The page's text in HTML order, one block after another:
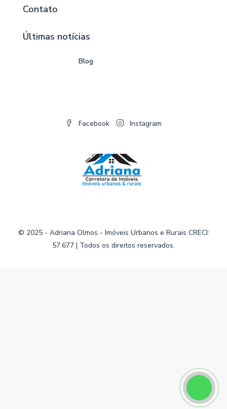
Contato
Últimas notícias
Blog
Facebook Instagram
© 2025 - Adriana Olmos - Imóveis Urbanos e Rurais CRECI:
57.677 | Todos os direitos reservados.